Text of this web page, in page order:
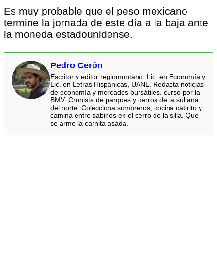
Es muy probable que el peso mexicano
termine la jornada de este día a la baja ante
la moneda estadounidense.
Pedro Cerón
Escritor y editor regiomontano. Lic. en Economía y
Lic. en Letras Hispánicas, UANL. Redacta noticias
de economía y mercados bursátiles, curso por la
BMV. Cronista de parques y cerros de la sultana
del norte. Colecciona sombreros, cocina cabrito y
camina entre sabinos en el cerro de la silla. Que
se arme la carnita asada.